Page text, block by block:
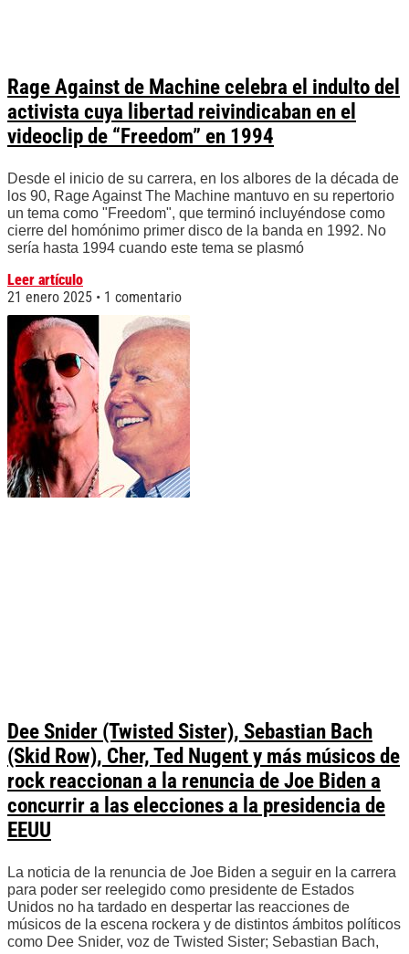
Rage Against de Machine celebra el indulto del
activista cuya libertad reivindicaban en el
videoclip de “Freedom” en 1994
Desde el inicio de su carrera, en los albores de la década de
los 90, Rage Against The Machine mantuvo en su repertorio
un tema como "Freedom", que terminó incluyéndose como
cierre del homónimo primer disco de la banda en 1992. No
sería hasta 1994 cuando este tema se plasmó
Leer artículo
21 enero 2025
1 comentario
Dee Snider (Twisted Sister), Sebastian Bach
(Skid Row), Cher, Ted Nugent y más músicos de
rock reaccionan a la renuncia de Joe Biden a
concurrir a las elecciones a la presidencia de
EEUU
La noticia de la renuncia de Joe Biden a seguir en la carrera
para poder ser reelegido como presidente de Estados
Unidos no ha tardado en despertar las reacciones de
músicos de la escena rockera y de distintos ámbitos políticos
como Dee Snider, voz de Twisted Sister; Sebastian Bach,